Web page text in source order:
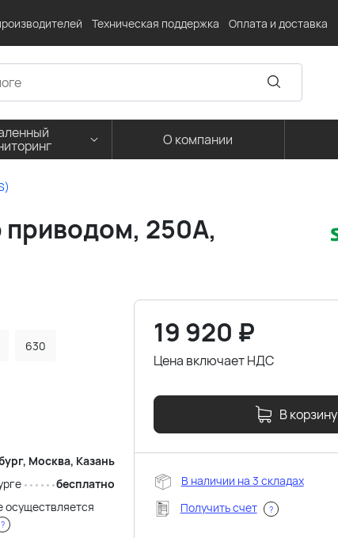
Техническая поддержка Оплата и доставка
О компании
приводом, 250A,
630
Москва, Казань
бесплатно
осуществляется
?
19 920 ₽
Цена включает НДС
В корзину
В наличии на 3 складах
Получить счет
?